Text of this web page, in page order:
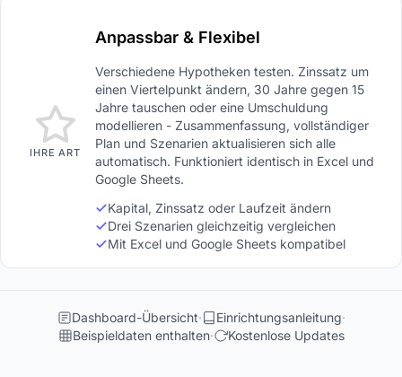
IHRE ART
Anpassbar & Flexibel
Verschiedene Hypotheken testen. Zinssatz um
einen Viertelpunkt ändern, 30 Jahre gegen 15
Jahre tauschen oder eine Umschuldung
modellieren - Zusammenfassung, vollständiger
Plan und Szenarien aktualisieren sich alle
automatisch. Funktioniert identisch in Excel und
Google Sheets.
Kapital, Zinssatz oder Laufzeit ändern
Drei Szenarien gleichzeitig vergleichen
Mit Excel und Google Sheets kompatibel
Dashboard-Übersicht
Einrichtungsanleitung
Beispieldaten enthalten
Kostenlose Updates